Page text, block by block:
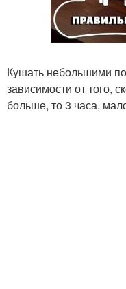
Кушать небольшими
зависимости от того,
больше, то 3 часа,